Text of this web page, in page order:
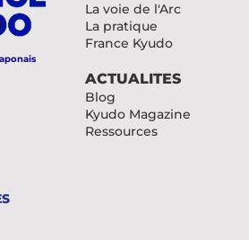
La voie de l'Arc
La pratique
France Kyudo
ACTUALITES
Blog
Kyudo Magazine
Ressources